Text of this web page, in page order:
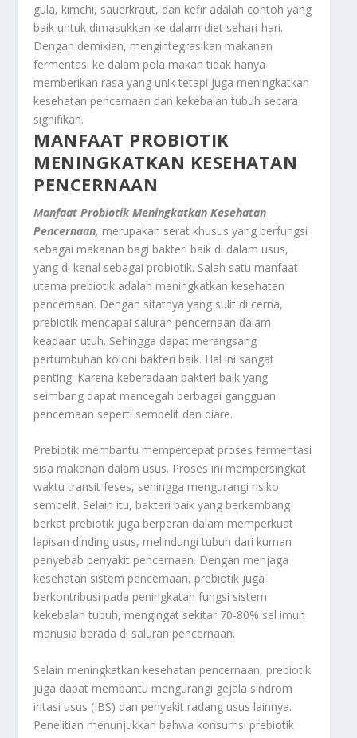
gula, kimchi, sauerkraut, dan kefir adalah contoh yang
baik untuk dimasukkan ke dalam diet sehari-hari.
Dengan demikian, mengintegrasikan makanan
fermentasi ke dalam pola makan tidak hanya
memberikan rasa yang unik tetapi juga meningkatkan
kesehatan pencernaan dan kekebalan tubuh secara
signifikan.
MANFAAT PROBIOTIK
MENINGKATKAN KESEHATAN
PENCERNAAN
Manfaat Probiotik Meningkatkan Kesehatan
Pencernaan, merupakan serat khusus yang berfungsi
sebagai makanan bagi bakteri baik di dalam usus,
yang di kenal sebagai probiotik. Salah satu manfaat
utama prebiotik adalah meningkatkan kesehatan
pencernaan. Dengan sifatnya yang sulit di cerna,
prebiotik mencapai saluran pencernaan dalam
keadaan utuh. Sehingga dapat merangsang
pertumbuhan koloni bakteri baik. Hal ini sangat
penting. Karena keberadaan bakteri baik yang
seimbang dapat mencegah berbagai gangguan
pencernaan seperti sembelit dan diare.
Prebiotik membantu mempercepat proses fermentasi
sisa makanan dalam usus. Proses ini mempersingkat
waktu transit feses, sehingga mengurangi risiko
sembelit. Selain itu, bakteri baik yang berkembang
berkat prebiotik juga berperan dalam memperkuat
lapisan dinding usus, melindungi tubuh dari kuman
penyebab penyakit pencernaan. Dengan menjaga
kesehatan sistem pencernaan, prebiotik juga
berkontribusi pada peningkatan fungsi sistem
kekebalan tubuh, mengingat sekitar 70-80% sel imun
manusia berada di saluran pencernaan.
Selain meningkatkan kesehatan pencernaan, prebiotik
juga dapat membantu mengurangi gejala sindrom
iritasi usus (IBS) dan penyakit radang usus lainnya.
Penelitian menunjukkan bahwa konsumsi prebiotik